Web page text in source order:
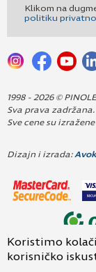
Klikom na
politiku
1998 - 2026 ©
Sva prava zadržana.
Sve cene su
Dizajn i izrada:
Koristimo
korisničko